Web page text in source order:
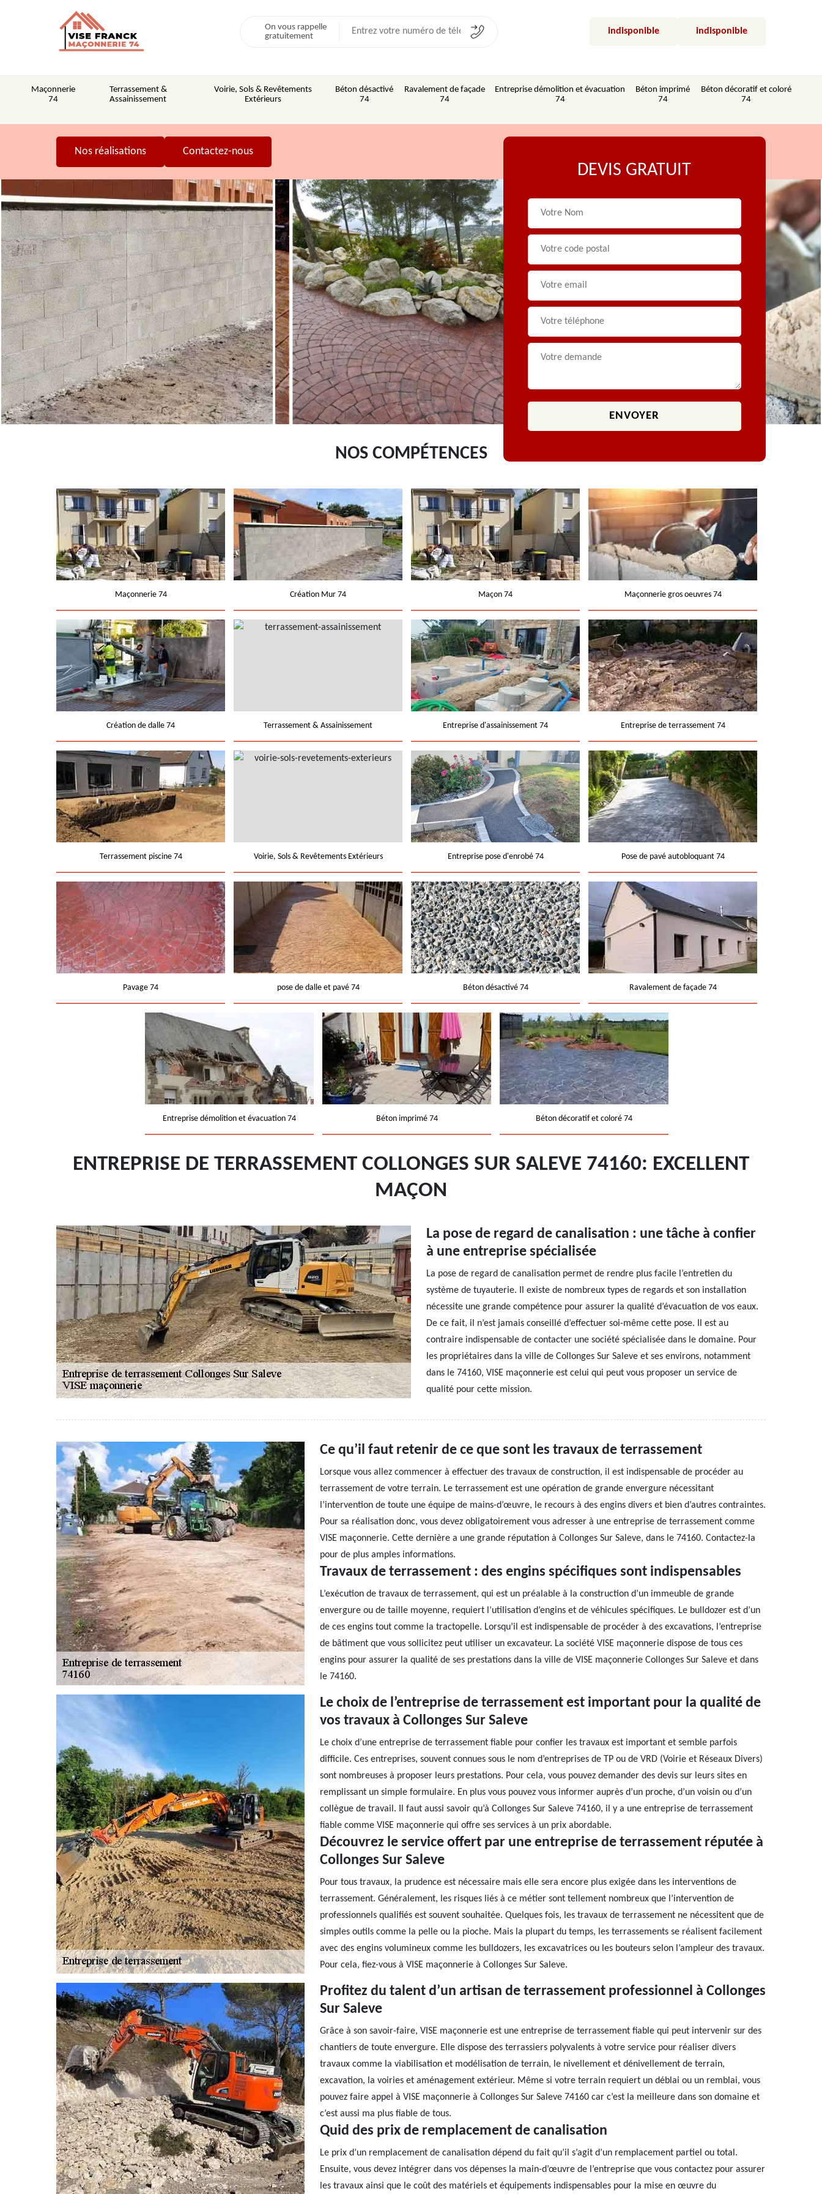
On vous rappelle
gratuitement
indisponible indisponible
Maçonnerie
74
Terrassement &
Assainissement
Voirie, Sols & Revêtements
Extérieurs
Béton désactivé
74
Ravalement de façade
74
Entreprise démolition et évacuation
74
Béton imprimé
74
Béton décoratif et coloré
74
Nos réalisations Contactez-nous
DEVIS GRATUIT
NOS COMPÉTENCES
Maçonnerie 74 Création Mur 74 Maçon 74 Maçonnerie gros oeuvres 74
Création de dalle 74 Terrassement & Assainissement Entreprise d'assainissement 74 Entreprise de terrassement 74
Terrassement piscine 74 Voirie, Sols & Revêtements Extérieurs Entreprise pose d'enrobé 74 Pose de pavé autobloquant 74
Pavage 74 pose de dalle et pavé 74 Béton désactivé 74 Ravalement de façade 74
Entreprise démolition et évacuation 74 Béton imprimé 74 Béton décoratif et coloré 74
ENTREPRISE DE TERRASSEMENT COLLONGES SUR SALEVE 74160: EXCELLENT
MAÇON
La pose de regard de canalisation : une tâche à confier
à une entreprise spécialisée
La pose de regard de canalisation permet de rendre plus facile l’entretien du
système de tuyauterie. Il existe de nombreux types de regards et son installation
nécessite une grande compétence pour assurer la qualité d’évacuation de vos eaux.
De ce fait, il n’est jamais conseillé d’effectuer soi-même cette pose. Il est au
contraire indispensable de contacter une société spécialisée dans le domaine. Pour
les propriétaires dans la ville de Collonges Sur Saleve et ses environs, notamment
dans le 74160, VISE maçonnerie est celui qui peut vous proposer un service de
qualité pour cette mission.
Ce qu’il faut retenir de ce que sont les travaux de terrassement
Lorsque vous allez commencer à effectuer des travaux de construction, il est indispensable de procéder au
terrassement de votre terrain. Le terrassement est une opération de grande envergure nécessitant
l’intervention de toute une équipe de mains-d’œuvre, le recours à des engins divers et bien d’autres contraintes.
Pour sa réalisation donc, vous devez obligatoirement vous adresser à une entreprise de terrassement comme
VISE maçonnerie. Cette dernière a une grande réputation à Collonges Sur Saleve, dans le 74160. Contactez-la
pour de plus amples informations.
Travaux de terrassement : des engins spécifiques sont indispensables
L’exécution de travaux de terrassement, qui est un préalable à la construction d’un immeuble de grande
envergure ou de taille moyenne, requiert l’utilisation d’engins et de véhicules spécifiques. Le bulldozer est d’un
de ces engins tout comme la tractopelle. Lorsqu’il est indispensable de procéder à des excavations, l’entreprise
de bâtiment que vous sollicitez peut utiliser un excavateur. La société VISE maçonnerie dispose de tous ces
engins pour assurer la qualité de ses prestations dans la ville de VISE maçonnerie Collonges Sur Saleve et dans
le 74160.
Le choix de l’entreprise de terrassement est important pour la qualité de
vos travaux à Collonges Sur Saleve
Le choix d’une entreprise de terrassement fiable pour confier les travaux est important et semble parfois
difficile. Ces entreprises, souvent connues sous le nom d’entreprises de TP ou de VRD (Voirie et Réseaux Divers)
sont nombreuses à proposer leurs prestations. Pour cela, vous pouvez demander des devis sur leurs sites en
remplissant un simple formulaire. En plus vous pouvez vous informer auprès d’un proche, d’un voisin ou d’un
collègue de travail. Il faut aussi savoir qu’à Collonges Sur Saleve 74160, il y a une entreprise de terrassement
fiable comme VISE maçonnerie qui offre ses services à un prix abordable.
Découvrez le service offert par une entreprise de terrassement réputée à
Collonges Sur Saleve
Pour tous travaux, la prudence est nécessaire mais elle sera encore plus exigée dans les interventions de
terrassement. Généralement, les risques liés à ce métier sont tellement nombreux que l’intervention de
professionnels qualifiés est souvent souhaitée. Quelques fois, les travaux de terrassement ne nécessitent que de
simples outils comme la pelle ou la pioche. Mais la plupart du temps, les terrassements se réalisent facilement
avec des engins volumineux comme les bulldozers, les excavatrices ou les bouteurs selon l’ampleur des travaux.
Pour cela, fiez-vous à VISE maçonnerie à Collonges Sur Saleve.
Profitez du talent d’un artisan de terrassement professionnel à Collonges
Sur Saleve
Grâce à son savoir-faire, VISE maçonnerie est une entreprise de terrassement fiable qui peut intervenir sur des
chantiers de toute envergure. Elle dispose des terrassiers polyvalents à votre service pour réaliser divers
travaux comme la viabilisation et modélisation de terrain, le nivellement et dénivellement de terrain,
excavation, la voiries et aménagement extérieur. Même si votre terrain requiert un déblai ou un remblai, vous
pouvez faire appel à VISE maçonnerie à Collonges Sur Saleve 74160 car c’est la meilleure dans son domaine et
c’est aussi ma plus fiable de tous.
Quid des prix de remplacement de canalisation
Le prix d’un remplacement de canalisation dépend du fait qu’il s’agit d’un remplacement partiel ou total.
Ensuite, vous devez intégrer dans vos dépenses la main-d’œuvre de l’entreprise que vous contactez pour assurer
les travaux ainsi que le coût des matériels et équipements indispensables pour la mise en œuvre du